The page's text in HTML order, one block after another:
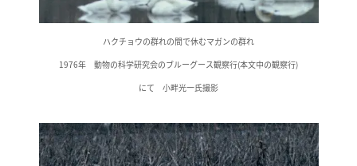
ハクチョウの群れの間で休むマガンの群れ
1976年 動物の科学研究会のブルーグース観察行(本文中の観察行)
にて 小畔光一氏撮影